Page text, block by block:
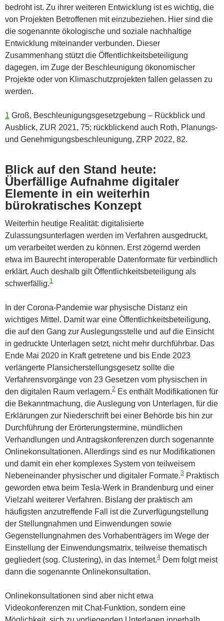
bedroht ist. Zu ihrer weiteren Entwicklung ist es wichtig, die
von Projekten Betroffenen mit einzubeziehen. Hier sind die
die sogenannte ökologische und soziale nachhaltige
Entwicklung miteinander verbunden. Dieser
Zusammenhang stützt die Öffentlichkeitsbeteiligung
dagegen, im Zuge der Beschleunigung ökonomischer
Projekte oder von Klimaschutzprojekten fallen gelassen zu
werden.
1 Groß, Beschleunigungsgesetzgebung – Rückblick und
Ausblick, ZUR 2021, 75; rückblickend auch Roth, Planungs-
und Genehmigungsbeschleunigung, ZRP 2022, 82.
Blick auf den Stand heute:
Überfällige Aufnahme digitaler
Elemente in ein weiterhin
bürokratisches Konzept
Weiterhin heutige Realität: digitalisierte
Zulassungsunterlagen werden im Verfahren ausgedruckt,
um verarbeitet werden zu können. Erst zögernd werden
etwa im Baurecht interoperable Datenformate für verbindlich
erklärt. Auch deshalb gilt Öffentlichkeitsbeteiligung als
schwerfällig.1
In der Corona-Pandemie war physische Distanz ein
wichtiges Mittel. Damit war eine Öffentlichkeitsbeteiligung,
die auf den Gang zur Auslegungsstelle und auf die Einsicht
in gedruckte Unterlagen setzt, nicht mehr durchführbar. Das
Ende Mai 2020 in Kraft getretene und bis Ende 2023
verlängerte Plansicherstellungsgesetz sollte die
Verfahrensvorgänge von 23 Gesetzen vom physischen in
den digitalen Raum verlagern.2 Es enthält Modifikationen für
die Bekanntmachung, die Auslegung von Unterlagen, für die
Erklärungen zur Niederschrift bei einer Behörde bis hin zur
Durchführung der Erörterungstermine, mündlichen
Verhandlungen und Antragskonferenzen durch sogenannte
Onlinekonsultationen. Allerdings sind es nur Modifikationen
und damit ein eher komplexes System von teilweisem
Nebeneinander physischer und digitaler Formate.3 Praktisch
geworden etwa beim Tesla-Werk in Brandenburg und einer
Vielzahl weiterer Verfahren. Bislang der praktisch am
häufigsten anzutreffende Fall ist die Zurverfügungstellung
der Stellungnahmen und Einwendungen sowie
Gegenstellungnahmen des Vorhabenträgers im Wege der
Einstellung der Einwendungsmatrix, teilweise thematisch
gegliedert (sog. Clustering), in das Internet.4 Dem folgt meist
dann die sogenannte Onlinekonsultation.
Onlinekonsultationen sind aber nicht etwa
Videokonferenzen mit Chat-Funktion, sondern eine